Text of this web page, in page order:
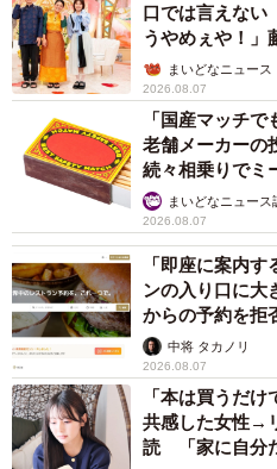
ボロボロになるほど息子くんが今も
「プラレール」は、三世代に
トミーのロングセラーの鉄道
迎え、日本国内ではこれまで
万個以上を販売している人気
時点のデータ）。この春には
新たなプロジェクトが本格的
口では言えない
うやめぇや！」
ん】まいどなニュース
2026.08.07
「国産マッチ
老舗メーカー
続々相乗りでミ
まいどなニュース
2026.08.07
「即座に案内
ンの入り口に
からの予約を拒
中将 タカノリ
2026.08.07
「本は買うだ
共感した女性→
読 「家に自分